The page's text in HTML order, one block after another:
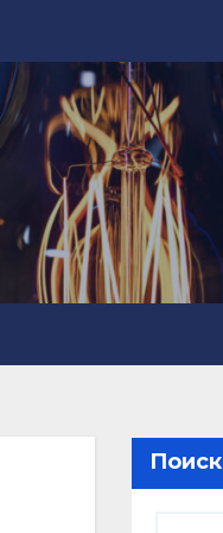
Поиск